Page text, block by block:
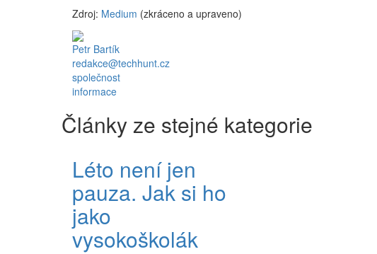
Zdroj: Medium (zkráceno a upraveno)
Petr Bartík
redakce@techhunt.cz
společnost
informace
Články ze stejné kategorie
Léto není jen
pauza. Jak si ho
jako
vysokoškolák